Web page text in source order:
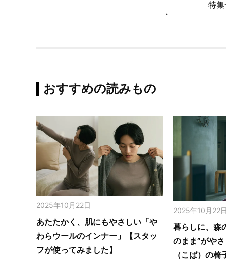
特
おすすめの読みもの
2025年10月22日
あたたかく、肌にもやさしい「や
わらウールのインナー」【スタッ
フが使ってみました】
2025年10月22
暮らしに、森
のまま”がや
（こば）の